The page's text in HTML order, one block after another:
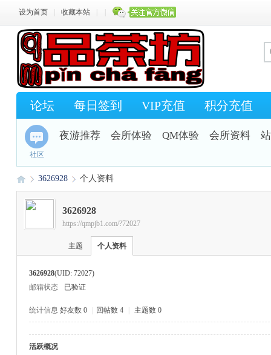
设为首页 收藏本站
论坛 每日签到 VIP充值 积分充值
社区
夜游推荐 会所体验 QM体验 会所资料
›
3626928
›
个人资料
3626928
https://qmpjb1.com/?72027
主题 个人资料
3626928(UID: 72027)
邮箱状态
已验证
统计信息 好友数 0 回帖数 4 主题数 0
活跃概况